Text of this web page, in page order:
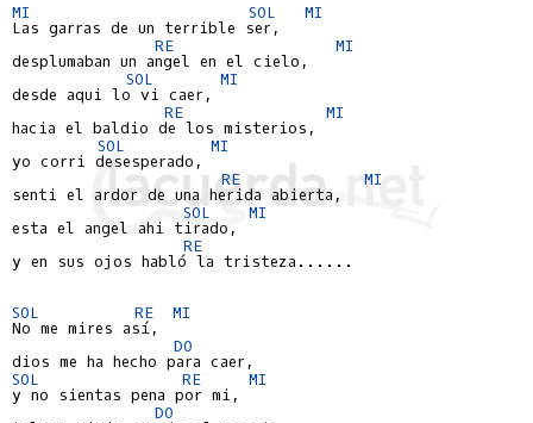
MI
SOL
MI
Las garras de un terrible ser,
RE
MI
desplumaban un angel en el cielo,
SOL
MI
desde aqui lo vi caer,
RE
MI
hacia el baldio de los misterios,
SOL
MI
yo corri desesperado,
RE
MI
senti el ardor de una herida abierta,
SOL
MI
esta el angel ahi tirado,
RE
y en sus ojos habló la tristeza......
SOL RE
MI
No me mires así,
DO
SOL
RE
MI
y no sientas pena por mi,
DO